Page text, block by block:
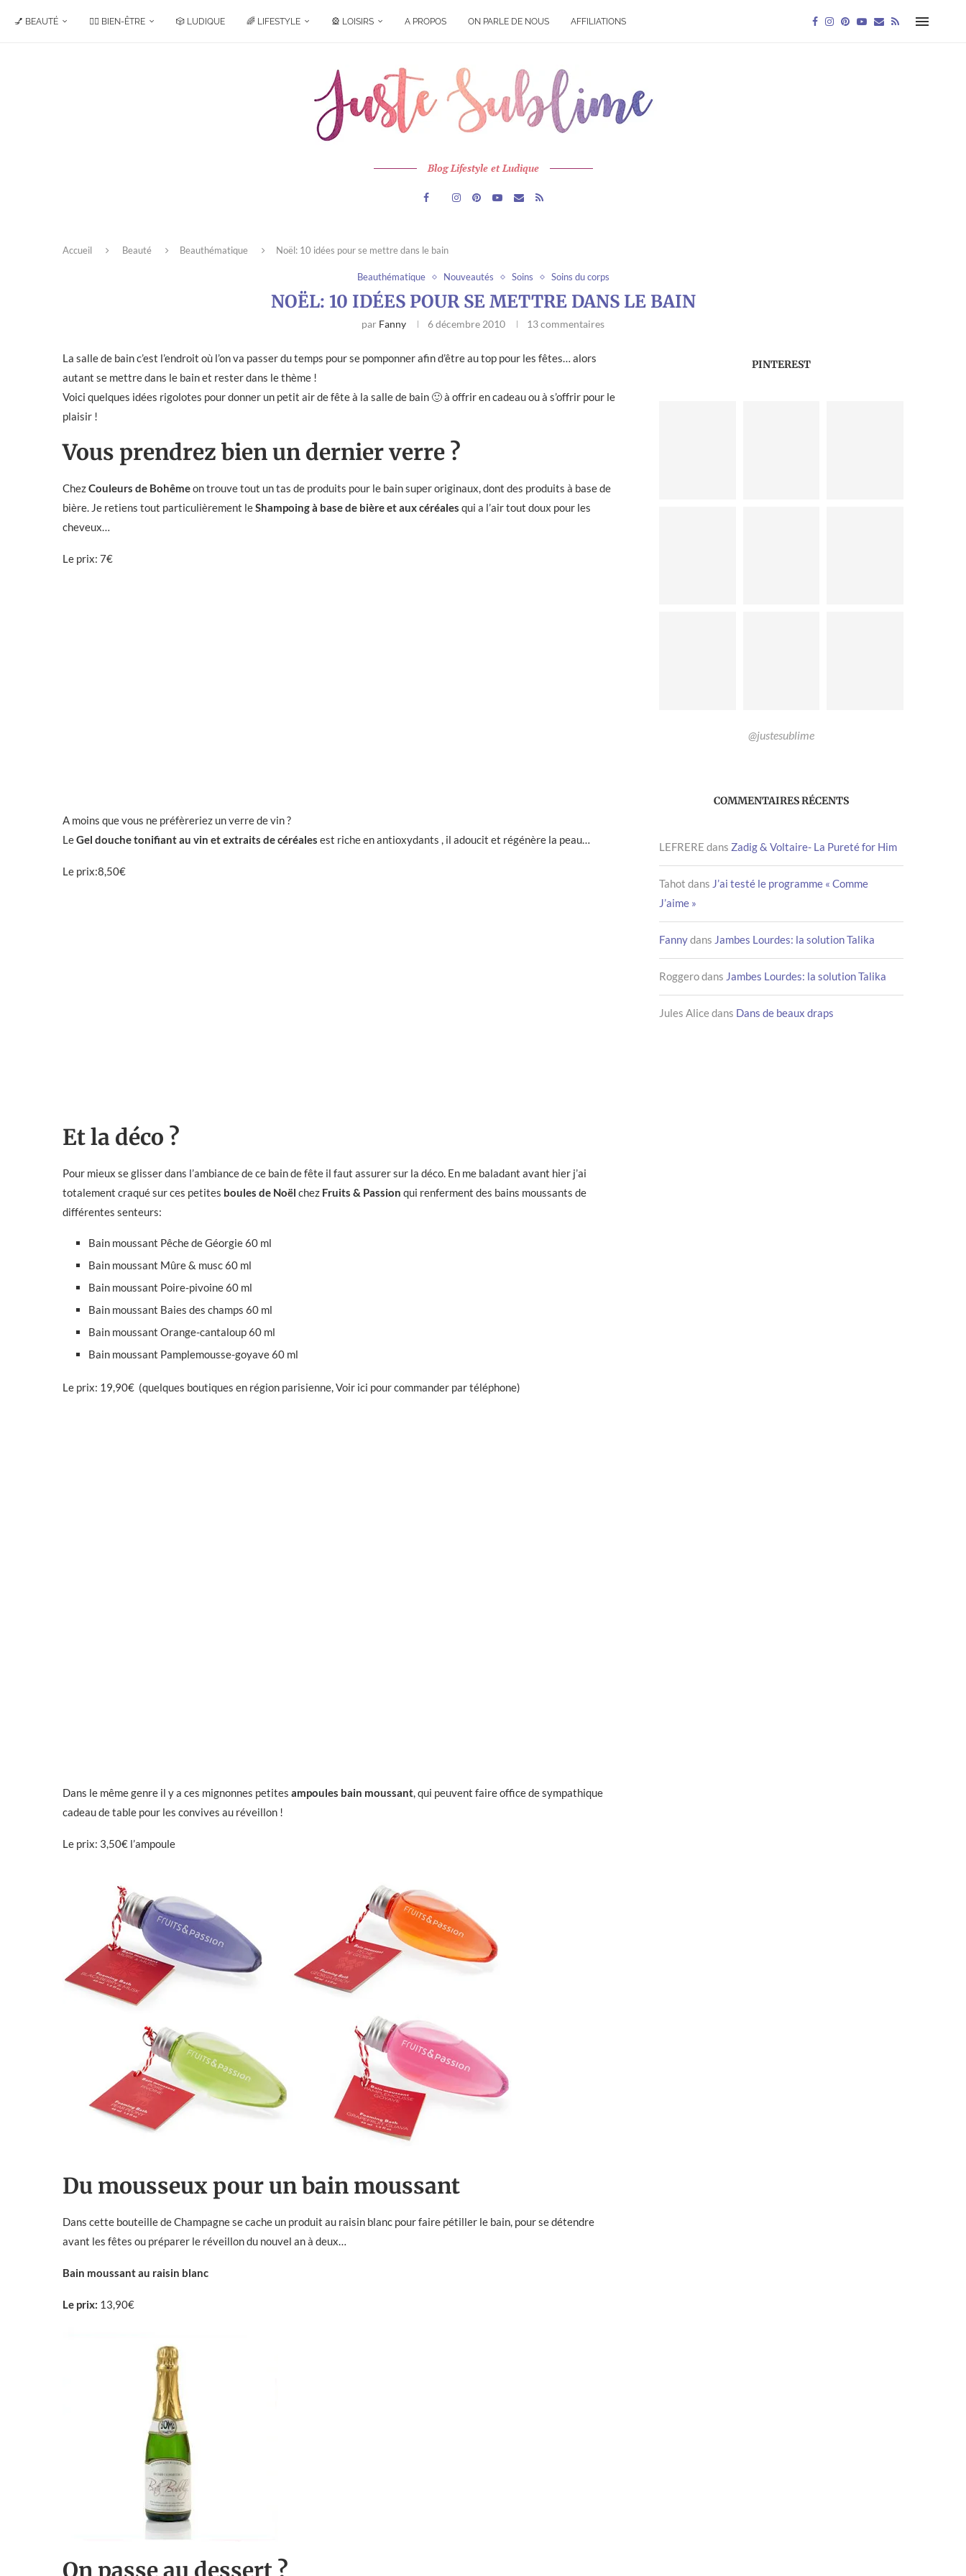
💅 BEAUTÉ 🧘‍♀️ BIEN-ÊTRE 🎲 LUDIQUE 🌈 LIFESTYLE 🎡 LOISIRS A PROPOS ON PARLE DE NOUS AFFILIATIONS
Blog Lifestyle et Ludique
Accueil Beauté Beauthématique Noël: 10 idées pour se mettre dans le bain
Beauthématique Nouveautés Soins Soins du corps
NOËL: 10 IDÉES POUR SE METTRE DANS LE BAIN
par Fanny 6 décembre 2010 13 commentaires
La salle de bain c’est l’endroit où l’on va passer du temps pour se pomponner afin d’être au top pour les fêtes… alors
autant se mettre dans le bain et rester dans le thème !
Voici quelques idées rigolotes pour donner un petit air de fête à la salle de bain 🙂 à offrir en cadeau ou à s’offrir pour le
plaisir !
Vous prendrez bien un dernier verre ?
ChezCouleurs de Bohêmeon trouve tout un tas de produits pour le bain super originaux, dont des produits à base de
bière. Je retiens tout particulièrement leShampoing à base de bière et aux céréales qui a l’air tout doux pour les
cheveux…
Le prix: 7€
A moins que vous ne préfèreriez un verre de vin ?
LeGel douche tonifiant au vin et extraits de céréales est riche en antioxydants , il adoucit et régénère la peau…
Le prix:8,50€
Et la déco ?
Pour mieux se glisser dans l’ambiance de ce bain de fête il faut assurer sur la déco. En me baladant avant hier j’ai
totalement craqué sur ces petites boules de Noël chez Fruits & Passion qui renferment des bains moussants de
différentes senteurs:
Bain moussant Pêche de Géorgie 60 ml
Bain moussant Mûre & musc 60 ml
Bain moussant Poire-pivoine 60 ml
Bain moussant Baies des champs 60 ml
Bain moussant Orange-cantaloup 60 ml
Bain moussant Pamplemousse-goyave 60 ml
Le prix: 19,90€ (quelques boutiques en région parisienne, Voir ici pour commander par téléphone)
Dans le même genre il y a ces mignonnes petites ampoules bain moussant, qui peuvent faire office de sympathique
cadeau de table pour les convives au réveillon !
Le prix: 3,50€ l’ampoule
Du mousseux pour un bain moussant
Dans cette bouteille de Champagne se cache un produit au raisin blanc pour faire pétiller le bain, pour se détendre
avant les fêtes ou préparer le réveillon du nouvel an à deux…
Bain moussant au raisin blanc
Le prix: 13,90€
On passe au dessert ?
PINTEREST
@justesublime
COMMENTAIRES RÉCENTS
LEFRERE dans Zadig & Voltaire- La Pureté for Him
Tahot dans J’ai testé le programme « Comme
J’aime »
Fannydans Jambes Lourdes: la solution Talika
Roggerodans Jambes Lourdes: la solution Talika
Jules Alicedans Dans de beaux draps